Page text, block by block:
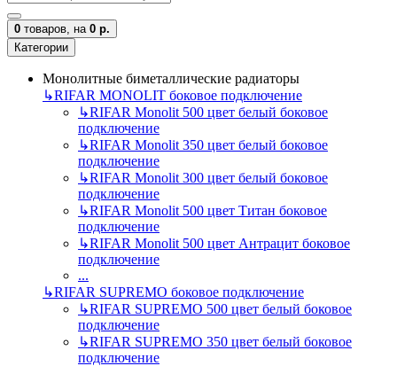
0 товаров, на 0 р.
Категории
Монолитные биметаллические радиаторы
↳RIFAR MONOLIT боковое подключение
↳RIFAR Monolit 500 цвет белый боковое
подключение
↳RIFAR Monolit 350 цвет белый боковое
подключение
↳RIFAR Monolit 300 цвет белый боковое
подключение
↳RIFAR Monolit 500 цвет Титан боковое
подключение
↳RIFAR Monolit 500 цвет Антрацит боковое
подключение
...
↳RIFAR SUPREMO боковое подключение
↳RIFAR SUPREMO 500 цвет белый боковое
подключение
↳RIFAR SUPREMO 350 цвет белый боковое
подключение